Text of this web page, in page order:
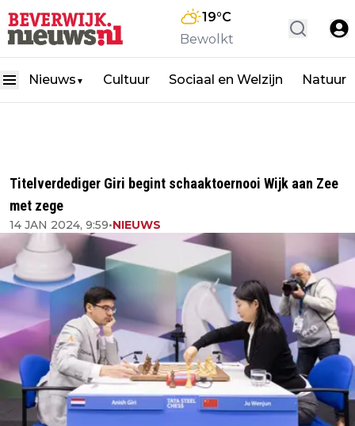
19°C
Bewolkt
Nieuws ▼ Cultuur Sociaal en Welzijn Natuur
Titelverdediger Giri begint schaaktoernooi Wijk aan Zee
met zege
14 JAN 2024, 9:59•NIEUWS